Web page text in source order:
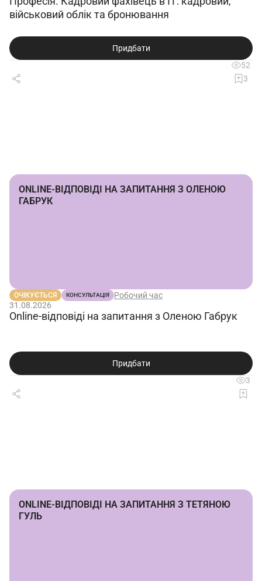
військовий облік та бронювання
Придбати
52
3
ONLINE-ВІДПОВІДІ НА ЗАПИТАННЯ З ОЛЕНОЮ
ГАБРУК
ОЧІКУЄТЬСЯ КОНСУЛЬТАЦІЯ
Робочий час
31.08.2026
Online-відповіді на запитання з Оленою Габрук
Придбати
3
ONLINE-ВІДПОВІДІ НА ЗАПИТАННЯ З ТЕТЯНОЮ
ГУЛЬ